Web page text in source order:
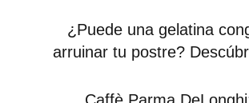
¿Puede una gelatina
arruinar tu postre?